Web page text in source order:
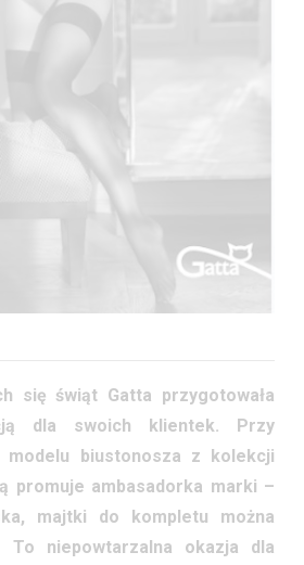
się świąt Gatta przygotowała
dla swoich klientek. Przy
modelu biustonosza z kolekcji
promuje ambasadorka marki –
majtki do kompletu można
To niepowtarzalna okazja dla